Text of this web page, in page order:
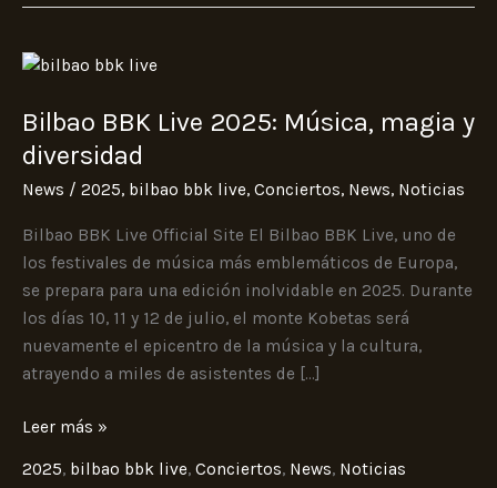
Bilbao BBK Live 2025: Música, magia y
diversidad
News / 2025, bilbao bbk live, Conciertos, News, Noticias
Bilbao BBK Live Official Site El Bilbao BBK Live, uno de
los festivales de música más emblemáticos de Europa,
se prepara para una edición inolvidable en 2025. Durante
los días 10, 11 y 12 de julio, el monte Kobetas será
nuevamente el epicentro de la música y la cultura,
atrayendo a miles de asistentes de […]
Bilbao
Live
2025:
magia
y
diversidad
Leer más »
2025, bilbao bbk live, Conciertos, News, Noticias